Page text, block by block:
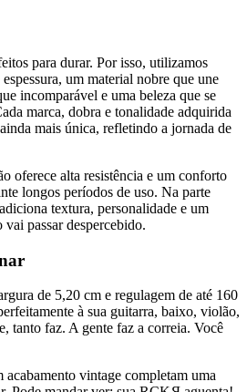
para durar. Por isso, utilizamos
um material nobre que une
incomparável e uma beleza que se
marca, dobra e tonalidade adquirida
mais única, refletindo a jornada de
oferece alta resistência e um conforto
longos períodos de uso. Na parte
textura, personalidade e um
passar despercebido.
de 5,20 cm e regulagem de até 160
à sua guitarra, baixo, violão,
tanto faz. A gente faz a correia. Você
acabamento vintage completam uma